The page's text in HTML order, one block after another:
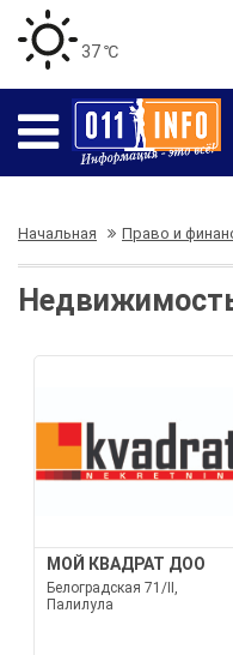
37 ℃
Начальная Право и
МОЙ КВАДРАТ ДОО
Белоградская 71/II,
Палилула